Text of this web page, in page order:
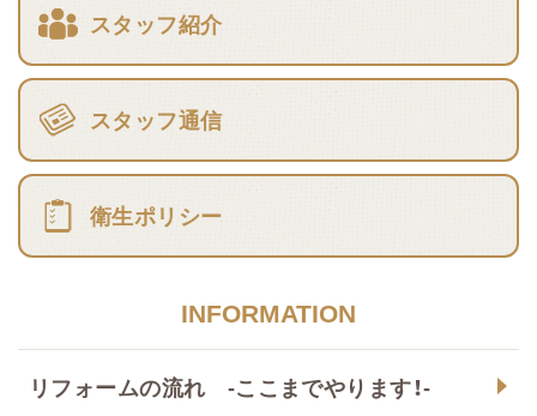
スタッフ紹介
スタッフ通信
衛生ポリシー
INFORMATION
リフォームの流れ -ここまでやります！-